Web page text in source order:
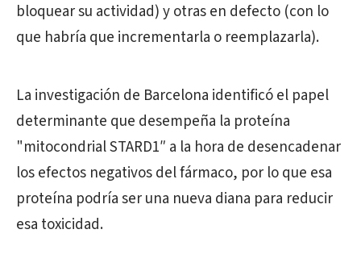
bloquear su actividad) y otras en defecto (con lo
que habría que incrementarla o reemplazarla).
La investigación de Barcelona identificó el papel
determinante que desempeña la proteína
"mitocondrial STARD1″ a la hora de desencadenar
los efectos negativos del fármaco, por lo que esa
proteína podría ser una nueva diana para reducir
esa toxicidad.